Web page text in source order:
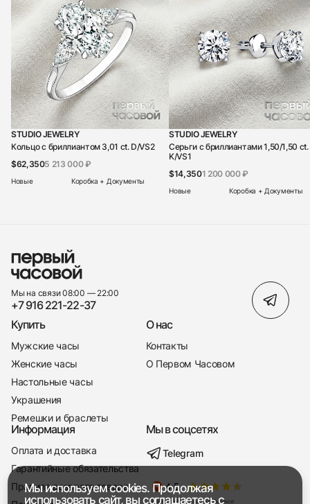
+7 916 221-22-37
Мы насвязи 08:00 — 19:00
STUDIO JEWELRY
Кольцо с бриллиантом 3,01 ct. D/VS2
$62,3505 213 000 ₽
Новые Коробка + Документы
STUDIO JEWELRY
Серьги с бриллиантами 1,50/1,50 ct.
K/VS1
$14,3501 200 000 ₽
Новые Коробка + Документы
Мы на связи 08:00 — 22:00
+7 916 221-22-37
Купить
Мужские часы
Женские часы
Настольные часы
Украшения
Ремешки и браслеты
О нас
Контакты
О Первом Часовом
Информация
Оплата и доставка
Гарантийные обязательства
Правила возврата товара
Мы в соцсетях
Telegram
Мы используем cookies. Продолжая
использовать сайт, вы соглашаетесь с